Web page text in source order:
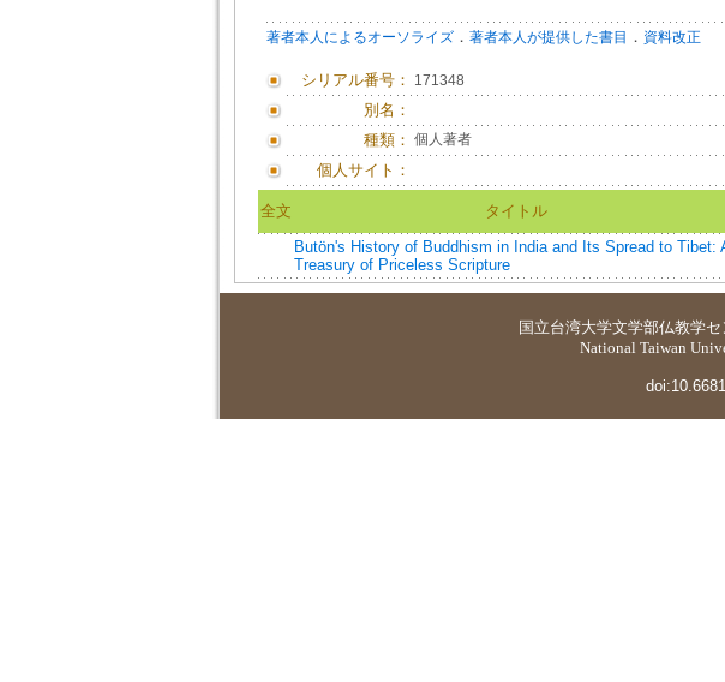
著者本人によるオーソライズ． 著者本人が提供した書目 ． 資料改正
シリアル番号： 171348
別名：
種類： 個人著者
個人サイト：
全文 タイトル
Butön's History of Buddhism in India and Its Spread to Tibet:
Treasury of Priceless Scripture
国立台湾大学文学部仏教学セ
National Taiwan